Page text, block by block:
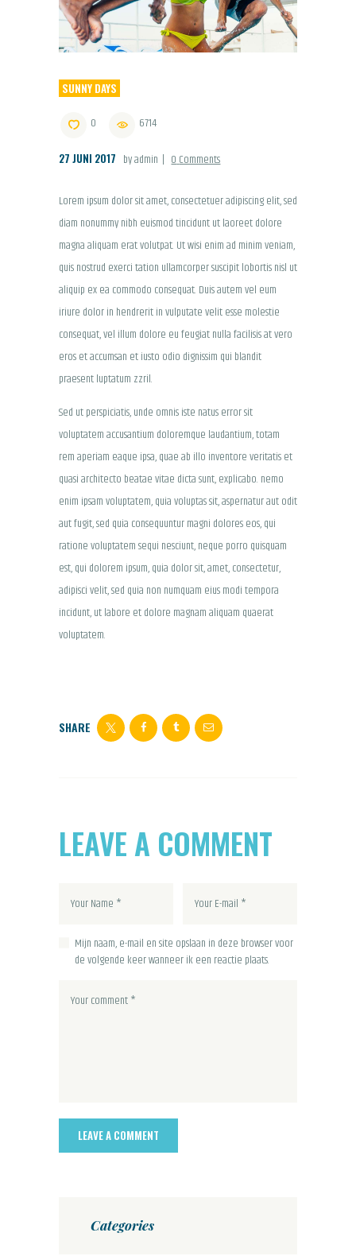
SUNNY DAYS
0 6714
27 JUNI 2017 by admin 0Comments
Lorem ipsum dolor sit amet, consectetuer adipiscing elit, sed
diam nonummy nibh euismod tincidunt ut laoreet dolore
magna aliquam erat volutpat. Ut wisi enim ad minim veniam,
quis nostrud exerci tation ullamcorper suscipit lobortis nisl ut
aliquip ex ea commodo consequat. Duis autem vel eum
iriure dolor in hendrerit in vulputate velit esse molestie
consequat, vel illum dolore eu feugiat nulla facilisis at vero
eros et accumsan et iusto odio dignissim qui blandit
praesent luptatum zzril.
Sed ut perspiciatis, unde omnis iste natus error sit
voluptatem accusantium doloremque laudantium, totam
rem aperiam eaque ipsa, quae ab illo inventore veritatis et
quasi architecto beatae vitae dicta sunt, explicabo. nemo
enim ipsam voluptatem, quia voluptas sit, aspernatur aut odit
aut fugit, sed quia consequuntur magni dolores eos, qui
ratione voluptatem sequi nesciunt, neque porro quisquam
est, qui dolorem ipsum, quia dolor sit, amet, consectetur,
adipisci velit, sed quia non numquam eius modi tempora
incidunt, ut labore et dolore magnam aliquam quaerat
voluptatem.
SHARE
LEAVE A COMMENT
Mijn naam, e-mail en site opslaan in deze browser voor
de volgende keer wanneer ik een reactie plaats.
Categories